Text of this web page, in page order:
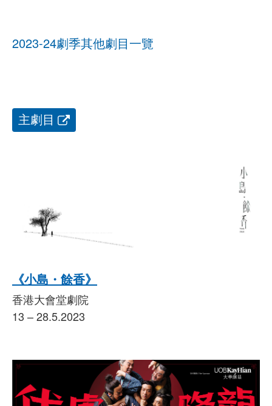
2023-24劇季其他劇目一覽
主劇目
《小島・餘香》
香港大會堂劇院
13 – 28.5.2023